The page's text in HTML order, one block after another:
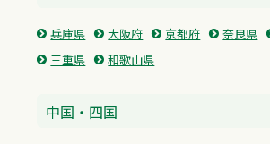
兵庫県 大阪府 京都府 奈良県
三重県
和歌山県
中国・四国